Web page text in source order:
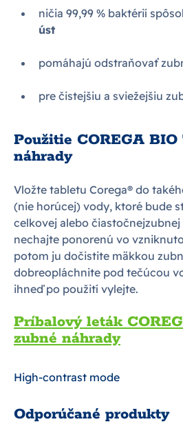
ničia 99,99 % baktérií
úst
pomáhajú odstraňovať
pre čistejšiu a sviežejšiu
Použitie COREGA BIO
náhrady
Vložte tabletu Corega® do
(nie horúcej) vody, ktoré bude
celkovej alebo
nechajte ponorenú vo
potom ju dočistite mäkkou
dobreopláchnite pod tečúcou
ihneď po použití vylejte.
Príbalový leták
zubné náhrady
High-contrast mode
Odporúčané produkty